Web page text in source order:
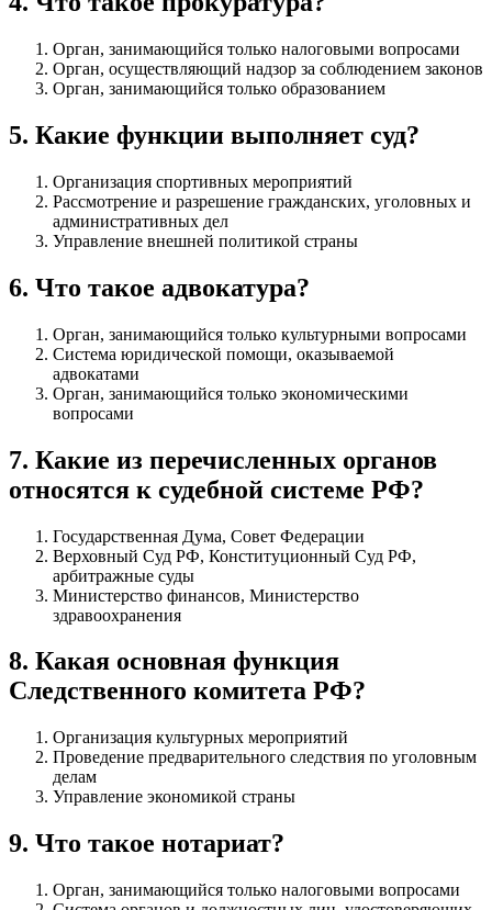
Орган, занимающийся только налоговыми вопросами
Орган, осуществляющий надзор за соблюдением законов
Орган, занимающийся только образованием
5. Какие функции выполняет суд?
Организация спортивных мероприятий
Рассмотрение и разрешение гражданских, уголовных и
административных дел
Управление внешней политикой страны
6. Что такое адвокатура?
Орган, занимающийся только культурными вопросами
Система юридической помощи, оказываемой
адвокатами
Орган, занимающийся только экономическими
вопросами
7. Какие из перечисленных органов
относятся к судебной системе РФ?
Государственная Дума, Совет Федерации
Верховный Суд РФ, Конституционный Суд РФ,
арбитражные суды
Министерство финансов, Министерство
здравоохранения
8. Какая основная функция
Следственного комитета РФ?
Организация культурных мероприятий
Проведение предварительного следствия по уголовным
делам
Управление экономикой страны
9. Что такое нотариат?
Орган, занимающийся только налоговыми вопросами